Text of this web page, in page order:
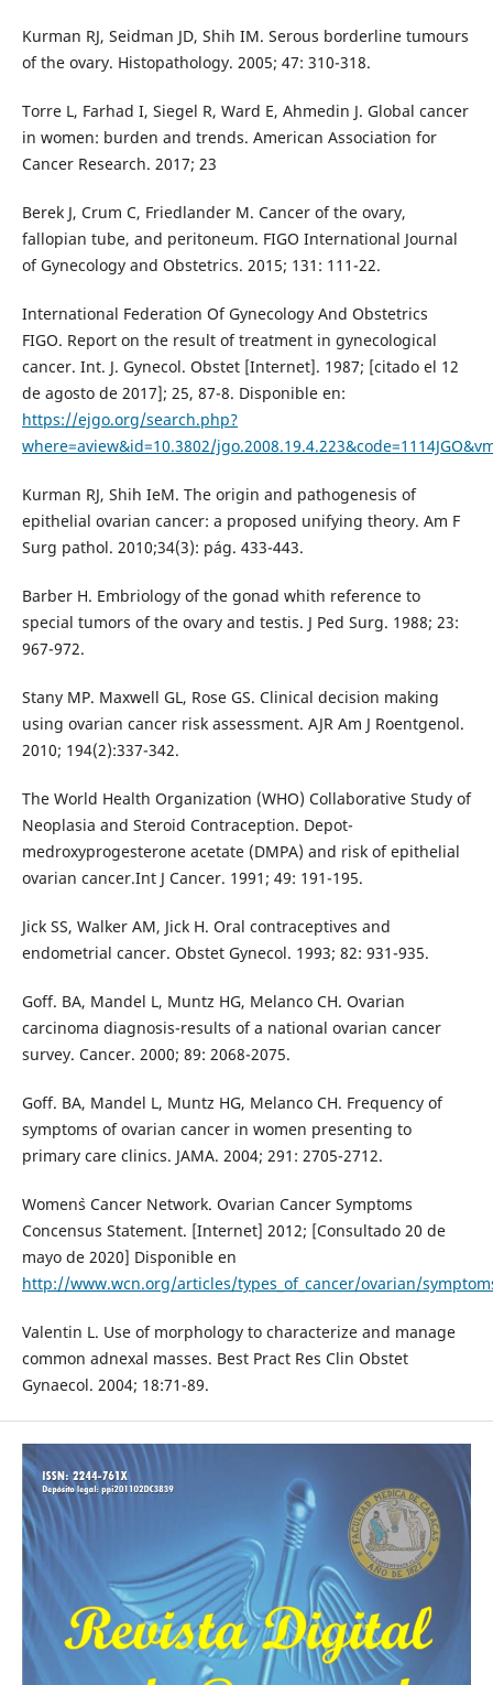
Kurman RJ, Seidman JD, Shih IM. Serous borderline tumours
of the ovary. Histopathology. 2005; 47: 310-318.
Torre L, Farhad I, Siegel R, Ward E, Ahmedin J. Global cancer
in women: burden and trends. American Association for
Cancer Research. 2017; 23
Berek J, Crum C, Friedlander M. Cancer of the ovary,
fallopian tube, and peritoneum. FIGO International Journal
of Gynecology and Obstetrics. 2015; 131: 111-22.
International Federation Of Gynecology And Obstetrics
FIGO. Report on the result of treatment in gynecological
cancer. Int. J. Gynecol. Obstet [Internet]. 1987; [citado el 12
de agosto de 2017]; 25, 87-8. Disponible en:
https://ejgo.org/search.php?
where=aview&id=10.3802/
Kurman RJ, Shih IeM. The origin and pathogenesis of
epithelial ovarian cancer: a proposed unifying theory. Am F
Surg pathol. 2010;34(3): pág. 433-443.
Barber H. Embriology of the gonad whith reference to
special tumors of the ovary and testis. J Ped Surg. 1988; 23:
967-972.
Stany MP. Maxwell GL, Rose GS. Clinical decision making
using ovarian cancer risk assessment. AJR Am J Roentgenol.
2010; 194(2):337-342.
The World Health Organization (WHO) Collaborative Study of
Neoplasia and Steroid Contraception. Depot-
medroxyprogesterone acetate (DMPA) and risk of epithelial
ovarian cancer.Int J Cancer. 1991; 49: 191-195.
Jick SS, Walker AM, Jick H. Oral contraceptives and
endometrial cancer. Obstet Gynecol. 1993; 82: 931-935.
Goff. BA, Mandel L, Muntz HG, Melanco CH. Ovarian
carcinoma diagnosis-results of a national ovarian cancer
survey. Cancer. 2000; 89: 2068-2075.
Goff. BA, Mandel L, Muntz HG, Melanco CH. Frequency of
symptoms of ovarian cancer in women presenting to
primary care clinics. JAMA. 2004; 291: 2705-2712.
Women`s Cancer Network. Ovarian Cancer Symptoms
Concensus Statement. [Internet] 2012; [Consultado 20 de
mayo de 2020] Disponible en
http://www.wcn.org/articles/types_of_cancer/ovarian/
Valentin L. Use of morphology to characterize and manage
common adnexal masses. Best Pract Res Clin Obstet
Gynaecol. 2004; 18:71-89.